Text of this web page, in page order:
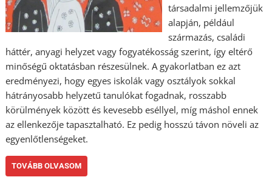
társadalmi jellemzőjük
alapján, például
származás, családi
háttér, anyagi helyzet vagy fogyatékosság szerint, így eltérő
minőségű oktatásban részesülnek. A gyakorlatban ez azt
eredményezi, hogy egyes iskolák vagy osztályok sokkal
hátrányosabb helyzetű tanulókat fogadnak, rosszabb
körülmények között és kevesebb eséllyel, míg máshol ennek
az ellenkezője tapasztalható. Ez pedig hosszú távon növeli az
egyenlőtlenségeket.
TOVÁBB OLVASOM